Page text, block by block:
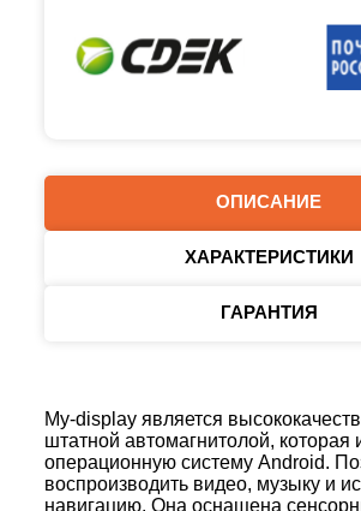
ОПИСАНИЕ
ХАРАКТЕРИСТИКИ
ГАРАНТИЯ
My-display является
штатной автомагнитолой, которая
операционную систему Android.
воспроизводить видео, музыку и
навигацию. Она оснащена